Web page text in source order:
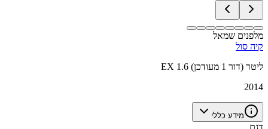
מלפנים שמאל
קיה סול
EX 1.6 ליטר (דור 1 מעודכן)
2014
מידע כללי
דגם